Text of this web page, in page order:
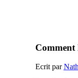
Comment
Ecrit par